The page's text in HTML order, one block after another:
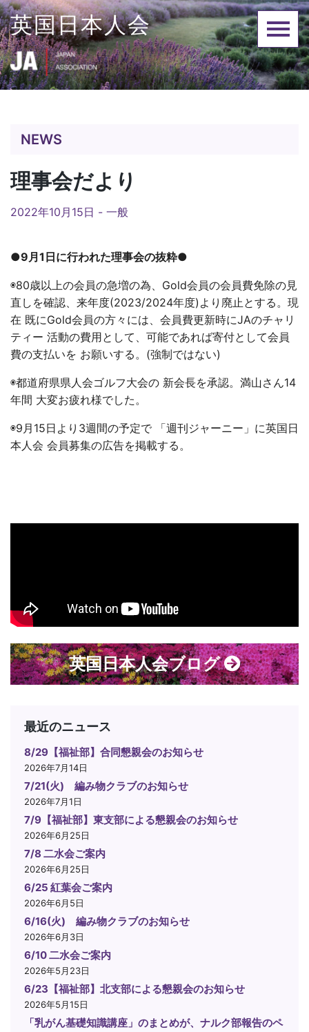
Skip
to
content
英国日本人会
NEWS
理事会だより
2022年10月15日 - 一般
●9月1日に行われた理事会の抜粋●
◉80歳以上の会員の急増の為、Gold会員の会員費免除の見
直しを確認、来年度(2023/2024年度)より廃止とする。現
在 既にGold会員の方々には、会員費更新時にJAのチャリ
ティー 活動の費用として、可能であれば寄付として会員
費の支払いを お願いする。(強制ではない)
◉都道府県県人会ゴルフ大会の 新会長を承認。満山さん14
年間 大変お疲れ様でした。
◉9月15日より3週間の予定で 「週刊ジャーニー」に英国日
本人会 会員募集の広告を掲載する。
英国日本人会ブログ
最近のニュース
8/29【福祉部】合同懇親会のお知らせ
2026年7月14日
7/21(火) 編み物クラブのお知らせ
2026年7月1日
7/9【福祉部】東支部による懇親会のお知らせ
2026年6月25日
7/8 二水会ご案内
2026年6月25日
6/25 紅葉会ご案内
2026年6月5日
6/16(火) 編み物クラブのお知らせ
2026年6月3日
6/10 二水会ご案内
2026年5月23日
6/23【福祉部】北支部による懇親会のお知らせ
2026年5月15日
「乳がん基礎知識講座」のまとめが、ナルク部報告のペ